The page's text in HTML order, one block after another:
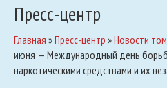
Пресс-центр
Главная »Пресс-центр »Новости
июня — Международный день
наркотическими средствами и их